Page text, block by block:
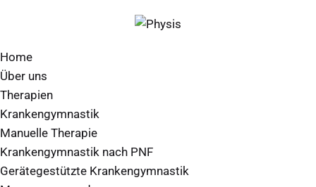
Home
Über uns
Therapien
Krankengymnastik
Manuelle Therapie
Krankengymnastik nach PNF
Gerätegestützte Krankengymnastik